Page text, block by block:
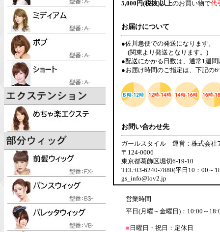
5,000円(税抜)以上のお買い物で代
お届けについて
●佐川急便での発送になります。
(関東より発送となります。)
●配送にかかる日数は、通常1週
●お届け時間のご指定は、下記の
お問い合わせ先
ガールスタイル 運営：株式会社
〒124-0006
東京都葛飾区堀切6-19-10
TEL:03-6240-7880(平日10：00～
gs_info@lov2.jp
営業時間
平日(月曜～金曜日)：10:00～
■ 日曜日・祝日：定休日